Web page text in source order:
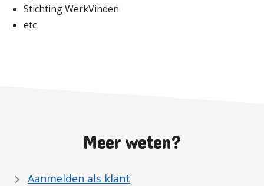
Stichting WerkVinden
etc
Meer weten?
Aanmelden als klant